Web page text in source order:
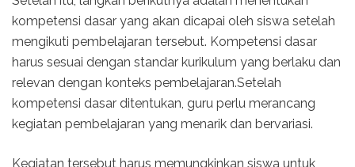
kompetensi dasar yang akan dicapai oleh siswa setelah
mengikuti pembelajaran tersebut. Kompetensi dasar
harus sesuai dengan standar kurikulum yang berlaku dan
relevan dengan konteks pembelajaran.Setelah
kompetensi dasar ditentukan, guru perlu merancang
kegiatan pembelajaran yang menarik dan bervariasi.
Kegiatan tersebut harus memungkinkan siswa untuk